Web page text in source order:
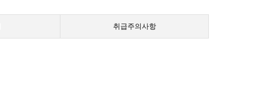
취급주의사항